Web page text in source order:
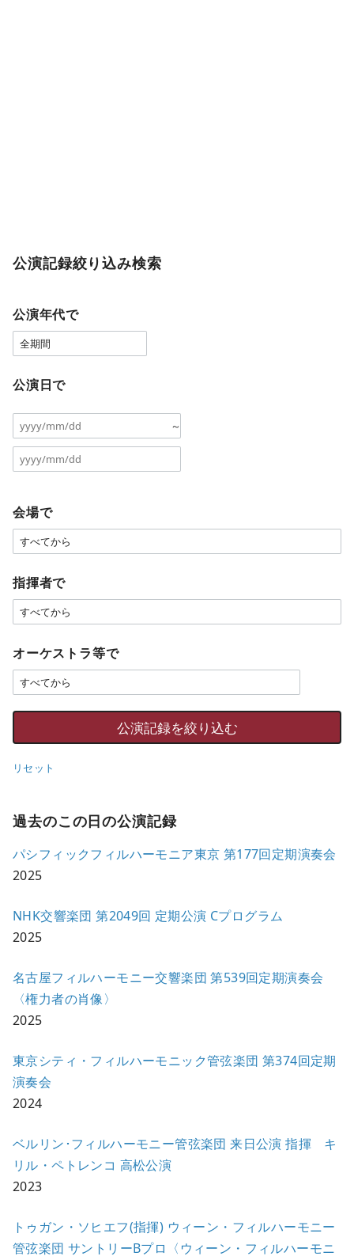
公演記録絞り込み検索
公演年代で
公演日で
～
会場で
指揮者で
オーケストラ等で
リセット
過去のこの日の公演記録
パシフィックフィルハーモニア東京 第177回定期演奏会
2025
NHK交響楽団 第2049回 定期公演 Cプログラム
2025
名古屋フィルハーモニー交響楽団 第539回定期演奏会
〈権力者の肖像〉
2025
東京シティ・フィルハーモニック管弦楽団 第374回定期
演奏会
2024
ベルリン･フィルハーモニー管弦楽団 来日公演 指揮 キ
リル・ペトレンコ 高松公演
2023
トゥガン・ソヒエフ(指揮) ウィーン・フィルハーモニー
管弦楽団 サントリーBプロ〈ウィーン・フィルハーモニ